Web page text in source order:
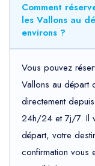
Comment
les Vallons au
environs ?
Vous pouvez
Vallons au départ
directement
24h/24 et 7j/7. Il
départ, votre
confirmation vous